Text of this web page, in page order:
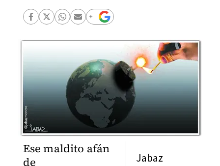
Ese maldito afán
de
Jabaz